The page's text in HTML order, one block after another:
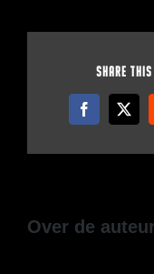
Share
Facebook
X
Over de